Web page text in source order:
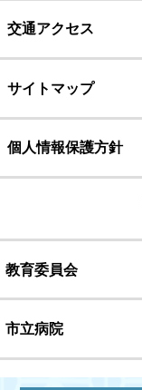
交通アクセス
サイトマップ
個人情報保護方針
教育委員会
市立病院